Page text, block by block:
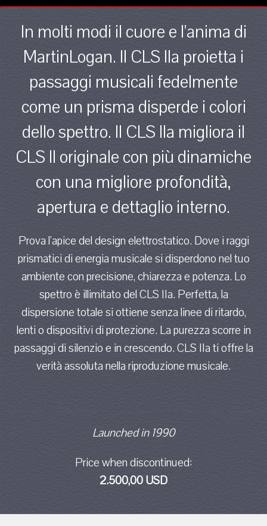
In molti modi il cuore e l'anima di
MartinLogan. Il CLS IIa proietta i
passaggi musicali fedelmente
come un prisma disperde i colori
dello spettro. Il CLS IIa migliora il
CLS II originale con più dinamiche
con una migliore profondità,
apertura e dettaglio interno.
Prova l'apice del design elettrostatico. Dove i raggi
prismatici di energia musicale si disperdono nel tuo
ambiente con precisione, chiarezza e potenza. Lo
spettro è illimitato del CLS IIa. Perfetta, la
dispersione totale si ottiene senza linee di ritardo,
lenti o dispositivi di protezione. La purezza scorre in
passaggi di silenzio e in crescendo. CLS IIa ti offre la
verità assoluta nella riproduzione musicale.
Launched in 1990
Price when discontinued:
2.500,00 USD